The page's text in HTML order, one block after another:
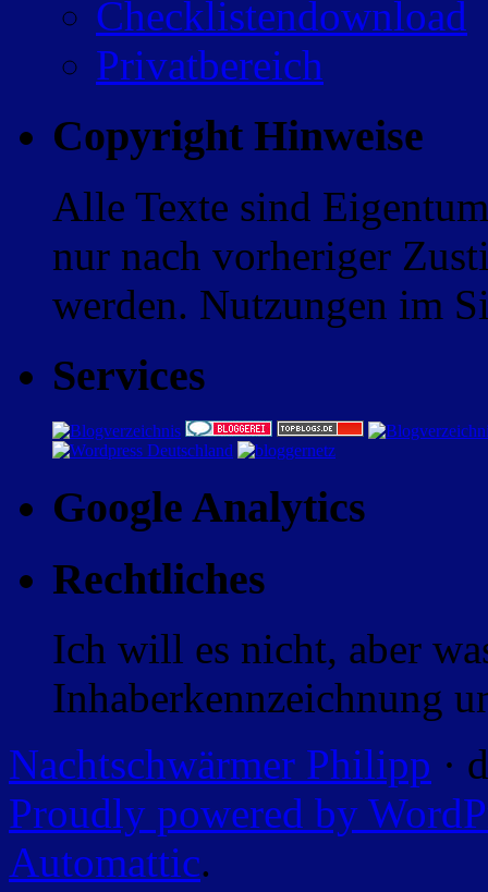
Checklistendownload
Privatbereich
Copyright Hinweise
Alle Texte sind
nur nach vorheriger
werden. Nutzungen im
Services
Google Analytics
Rechtliches
Ich will es nicht, aber
Inhaberkennzeichnung
Nachtschwärmer Philipp ·
Proudly powered by
Automattic.